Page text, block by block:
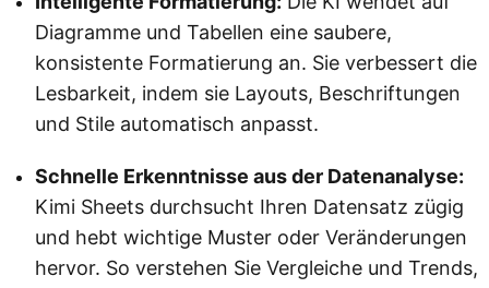
Diagramme und Tabellen eine saubere,
konsistente Formatierung an. Sie verbessert die
Lesbarkeit, indem sie Layouts, Beschriftungen
und Stile automatisch anpasst.
Schnelle Erkenntnisse aus der Datenanalyse:
Kimi Sheets durchsucht Ihren Datensatz zügig
und hebt wichtige Muster oder Veränderungen
hervor. So verstehen Sie Vergleiche und Trends,